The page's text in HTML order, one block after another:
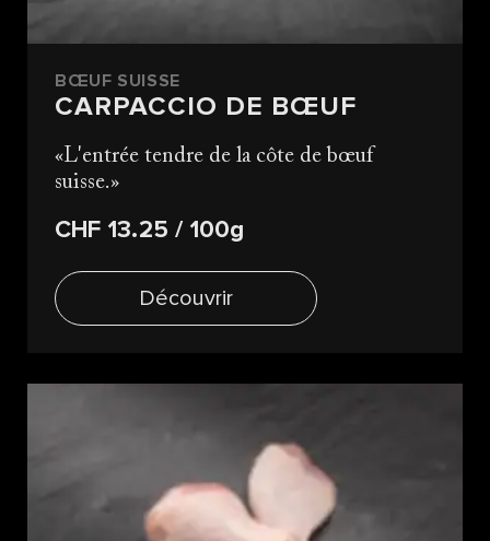
BŒUF SUISSE
CARPACCIO DE BŒUF
L'entrée tendre de la côte de bœuf
suisse.
CHF 13.25/ 100g
Découvrir